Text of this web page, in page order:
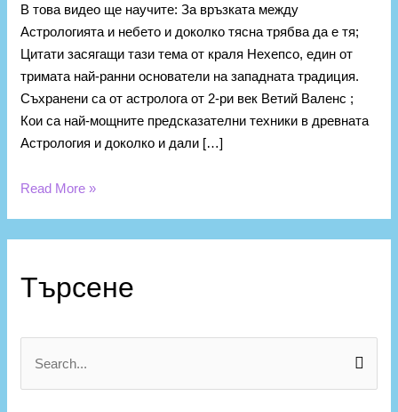
В това видео ще научите: За връзката между
Астрологията и небето и доколко тясна трябва да е тя;
Цитати засягащи тази тема от краля Нехепсо, един от
тримата най-ранни основатели на западната традиция.
Съхранени са от астролога от 2-ри век Ветий Валенс ;
Кои са най-мощните предсказателни техники в древната
Астрология и доколко и дали […]
Read More »
Търсене
e
а